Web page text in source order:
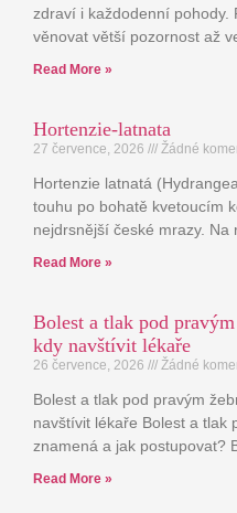
zdraví i každodenní pohody.
věnovat větší pozornost až
Read More »
Hortenzie-latnata
27 července, 2026 Žádné
Hortenzie latnatá
touhu po bohatě kvetoucím
nejdrsnější české mrazy.
Read More »
Bolest a tlak pod
kdy navštívit lékaře
26 července, 2026 Žádné
Bolest a tlak pod pravým
navštívit lékaře Bolest a tlak
znamená a jak postupovat?
Read More »